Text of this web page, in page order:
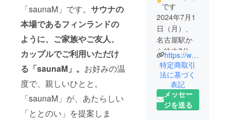
「saunaM」です。 サウナの
本場であるフィンランドの
ように、ご家族やご友人、
カップルでご利用いただけ
る「saunaM」。 お好みの温
度で、親しいひとと。
「saunaM」が、あたらしい
「ととのい」を提案しま
です
2024年7月1
日（月）、
名古屋駅か
ら徒歩7分の
場所に完全
予約制のプ
ライベート
混浴サウナ
をオープン
https://www.instagram.com/sauna.m_official?igsh=MXdjOTg2eXpiODNtYw==
特定商取引
法に基づく
表記
メッセー
ジを送る